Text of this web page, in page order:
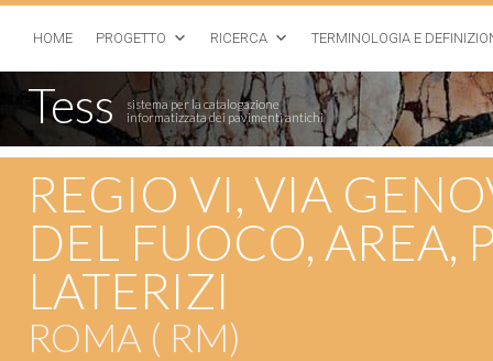
HOME PROGETTO RICERCA TERMINOLOGIA E
Tess
sistema per la catalogazione
informatizzata dei pavimenti antichi
REGIO VI, VIA
DEL FUOCO, AREA,
LATERIZI
ROMA ( RM)